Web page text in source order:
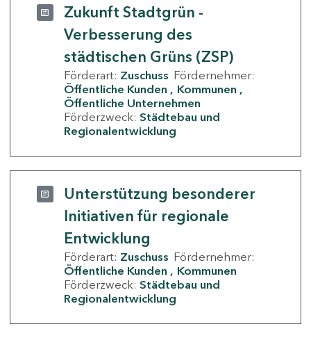
Zukunft Stadtgrün -
Verbesserung des
städtischen Grüns (ZSP)
Förderart: Zuschuss Fördernehmer:
Öffentliche Kunden
Kommunen
Öffentliche Unternehmen
Förderzweck: Städtebau und
Regionalentwicklung
Unterstützung besonderer
Initiativen für regionale
Entwicklung
Förderart: Zuschuss Fördernehmer:
Öffentliche Kunden
Kommunen
Förderzweck: Städtebau und
Regionalentwicklung